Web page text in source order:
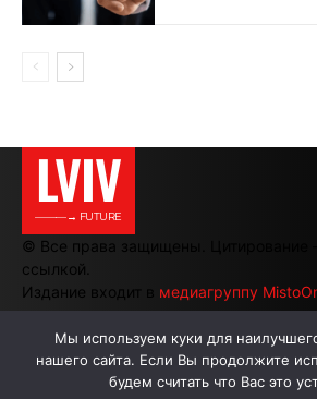
LVIV
———→ FUTURE
© Все права защищены. Цитирование
ссылкой.
Издание входит в медиагруппу
АВТОРЫ
Мы используем куки для
нашего сайта. Если Вы продолжите
будем считать что Вас это